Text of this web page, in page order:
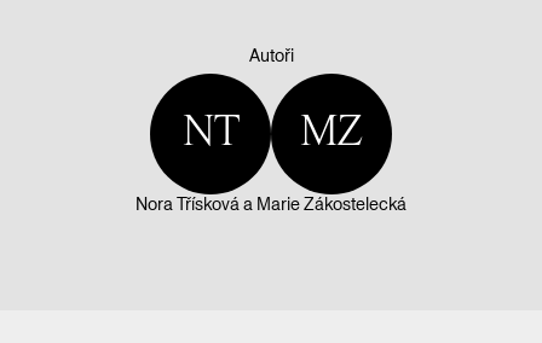
Autoři
NT MZ
Nora Třískováa Marie Zákostelecká